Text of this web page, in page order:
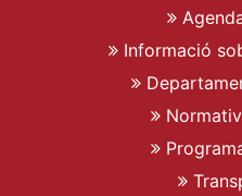
Informació